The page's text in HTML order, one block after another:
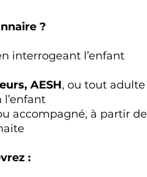
?
interrogeant l’enfant
AESH, ou tout adulte
accompagné, à partir de
: